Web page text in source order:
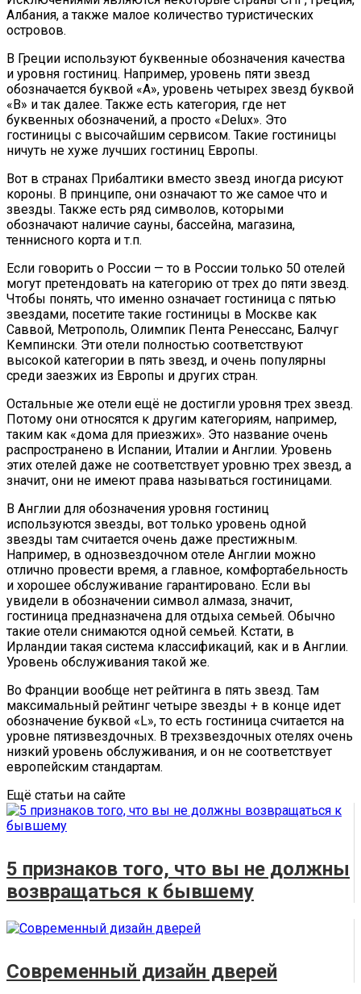
Албания, а также малое количество туристических
островов.
В Греции используют буквенные обозначения качества
и уровня гостиниц. Например, уровень пяти звезд
обозначается буквой «А», уровень четырех звезд буквой
«В» и так далее. Также есть категория, где нет
буквенных обозначений, а просто «Delux». Это
гостиницы с высочайшим сервисом. Такие гостиницы
ничуть не хуже лучших гостиниц Европы.
Вот в странах Прибалтики вместо звезд иногда рисуют
короны. В принципе, они означают то же самое что и
звезды. Также есть ряд символов, которыми
обозначают наличие сауны, бассейна, магазина,
теннисного корта и т.п.
Если говорить о России — то в России только 50 отелей
могут претендовать на категорию от трех до пяти звезд.
Чтобы понять, что именно означает гостиница с пятью
звездами, посетите такие гостиницы в Москве как
Саввой, Метрополь, Олимпик Пента Ренессанс, Балчуг
Кемпински. Эти отели полностью соответствуют
высокой категории в пять звезд, и очень популярны
среди заезжих из Европы и других стран.
Остальные же отели ещё не достигли уровня трех звезд.
Потому они относятся к другим категориям, например,
таким как «дома для приезжих». Это название очень
распространено в Испании, Италии и Англии. Уровень
этих отелей даже не соответствует уровню трех звезд, а
значит, они не имеют права называться гостиницами.
В Англии для обозначения уровня гостиниц
используются звезды, вот только уровень одной
звезды там считается очень даже престижным.
Например, в однозвездочном отеле Англии можно
отлично провести время, а главное, комфортабельность
и хорошее обслуживание гарантировано. Если вы
увидели в обозначении символ алмаза, значит,
гостиница предназначена для отдыха семьей. Обычно
такие отели снимаются одной семьей. Кстати, в
Ирландии такая система классификаций, как и в Англии.
Уровень обслуживания такой же.
Во Франции вообще нет рейтинга в пять звезд. Там
максимальный рейтинг четыре звезды + в конце идет
обозначение буквой «L», то есть гостиница считается на
уровне пятизвездочных. В трехзвездочных отелях очень
низкий уровень обслуживания, и он не соответствует
европейским стандартам.
Ещё статьи на сайте
5 признаков того, что вы не должны
возвращаться к бывшему
Современный дизайн дверей